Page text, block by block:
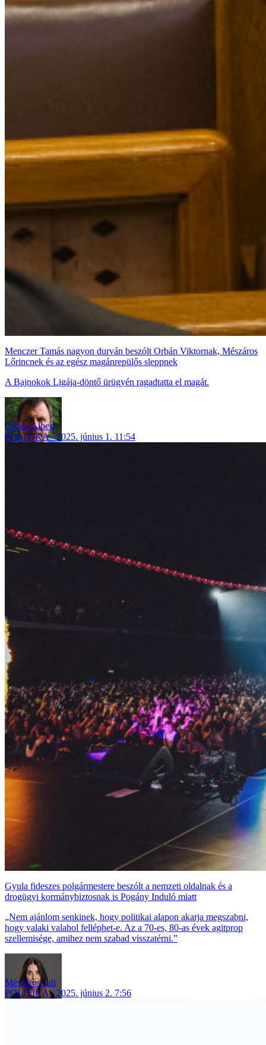
Menczer Tamás nagyon durván beszólt Orbán Viktornak, Mészáros
Lőrincnek és az egész magánrepülős sleppnek
A Bajnokok Ligája-döntő ürügyén ragadtatta el magát.
Gazda Albert
POLITIKA
2025. június 1. 11:54
Gyula fideszes polgármestere beszólt a nemzeti oldalnak és a
drogügyi kormánybiztosnak is Pogány Induló miatt
„Nem ajánlom senkinek, hogy politikai alapon akarja megszabni,
hogy valaki valahol felléphet-e. Az a 70-es, 80-as évek agitprop
szellemisége, amihez nem szabad visszatérni.”
Mészáros Juli
POLITIKA
2025. június 2. 7:56